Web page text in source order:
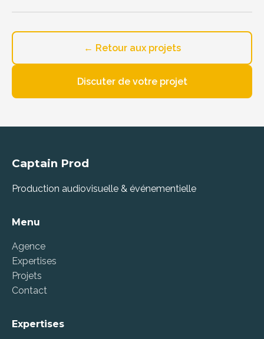
← Retour aux projets
Discuter de votre projet
Captain Prod
Production audiovisuelle & événementielle
Menu
Agence
Expertises
Projets
Contact
Expertises